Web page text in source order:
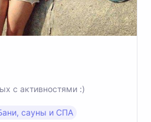
с активностями :)
сауны и СПА